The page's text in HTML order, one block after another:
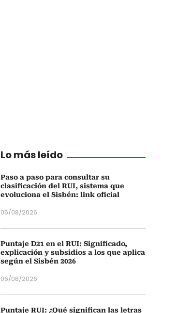
Lo más leído
Paso a paso para consultar su
clasificación del RUI, sistema que
evoluciona el Sisbén: link oficial
05/08/2026
Puntaje D21 en el RUI: Significado,
explicación y subsidios a los que aplica
según el Sisbén 2026
06/08/2026
Puntaje RUI: ¿Qué significan las letras